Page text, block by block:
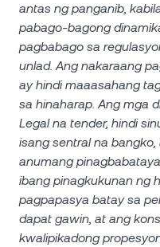
antas ng panganib,
pabago-bagong
pagbabago sa
unlad. Ang nakaraang
ay hindi maaasahang
sa hinaharap. Ang mga
Legal na tender, hindi
isang sentral na
anumang
ibang pinagkukunan ng
pagpapasya batay sa
dapat gawin, at ang
kwalipikadong